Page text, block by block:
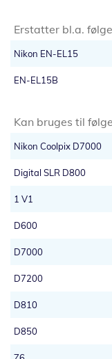
Erstatter bl.a.
Nikon EN-EL15
EN-EL15B
Kan bruges til
Nikon Coolpix D7000
Digital SLR D800
1 V1
D600
D7000
D7200
D810
D850